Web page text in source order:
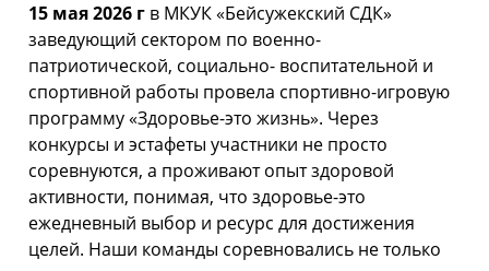
15 мая 2026 г в МКУК «Бейсужекский СДК»
заведующий сектором по военно-
патриотической, социально- воспитательной и
спортивной работы провела спортивно-игровую
программу «Здоровье-это жизнь». Через
конкурсы и эстафеты участники не просто
соревнуются, а проживают опыт здоровой
активности, понимая, что здоровье-это
ежедневный выбор и ресурс для достижения
целей. Наши команды соревновались не только